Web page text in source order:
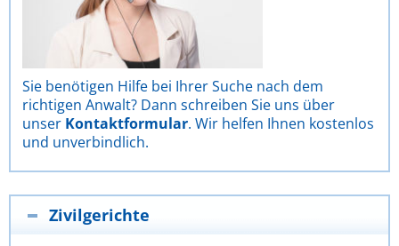
Sie benötigen Hilfe bei Ihrer Suche nach dem
richtigen Anwalt? Dann schreiben Sie uns über
unser Kontaktformular. Wir helfen Ihnen kostenlos
und unverbindlich.
Zivilgerichte